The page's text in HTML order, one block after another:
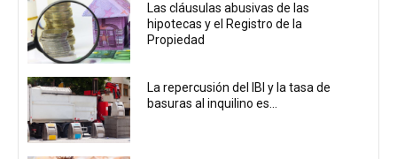
Las cláusulas abusivas de las
hipotecas y el Registro de la
Propiedad
La repercusión del IBI y la tasa de
basuras al inquilino es...